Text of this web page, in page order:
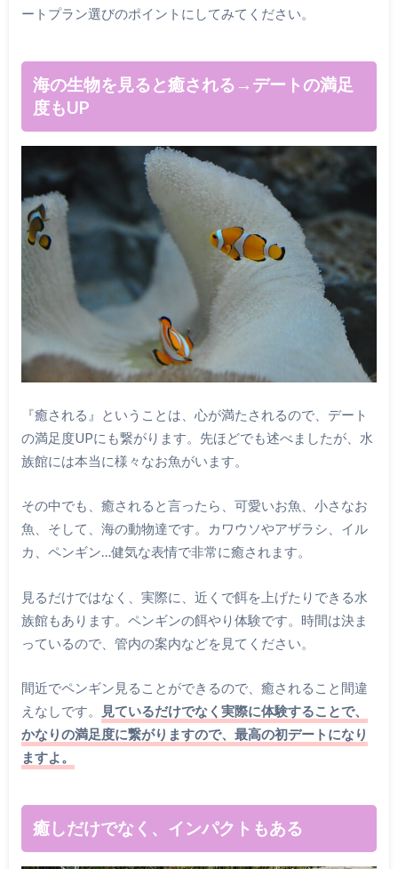
ートプラン選びのポイントにしてみてください。
海の生物を見ると癒される→デートの満足
度もUP
『癒される』ということは、心が満たされるので、デート
の満足度UPにも繋がります。先ほどでも述べましたが、水
族館には本当に様々なお魚がいます。
その中でも、癒されると言ったら、可愛いお魚、小さなお
魚、そして、海の動物達です。カワウソやアザラシ、イル
カ、ペンギン…健気な表情で非常に癒されます。
見るだけではなく、実際に、近くで餌を上げたりできる水
族館もあります。ペンギンの餌やり体験です。時間は決ま
っているので、管内の案内などを見てください。
間近でペンギン見ることができるので、癒されること間違
えなしです。
見ているだけでなく実際に体験することで、
かなりの満足度に繋がりますので、最高の初デートになり
ますよ。
癒しだけでなく、インパクトもある